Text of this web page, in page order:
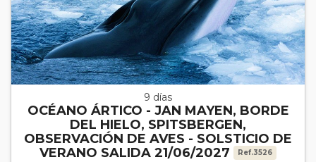
9 días
OCÉANO ÁRTICO - JAN MAYEN, BORDE
DEL HIELO, SPITSBERGEN,
OBSERVACIÓN DE AVES - SOLSTICIO DE
VERANO SALIDA 21/06/2027
Ref.3526